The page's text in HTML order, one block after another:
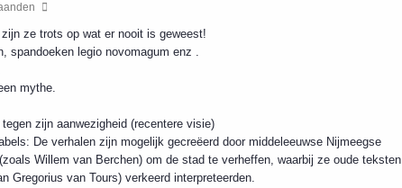
zijn ze trots op wat er nooit is geweest!
spandoeken legio novomagum enz .
mythe.
zijn aanwezigheid (recentere visie)
De verhalen zijn mogelijk gecreëerd door middeleeuwse Nijmeegse
Willem van Berchen) om de stad te verheffen, waarbij ze oude teksten
Gregorius van Tours) verkeerd interpreteerden.